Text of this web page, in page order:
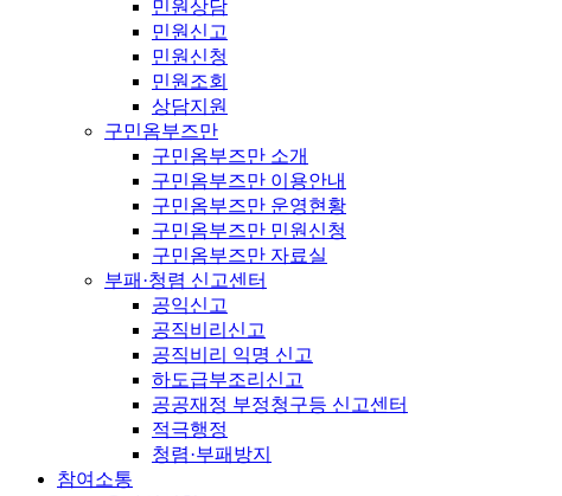
민원상담
민원신고
민원신청
민원조회
상담지원
구민옴부즈만
구민옴부즈만 소개
구민옴부즈만 이용안내
구민옴부즈만 운영현황
구민옴부즈만 민원신청
구민옴부즈만 자료실
부패·청렴 신고센터
공익신고
공직비리신고
공직비리 익명 신고
하도급부조리신고
공공재정 부정청구등 신고센터
적극행정
청렴·부패방지
참여소통